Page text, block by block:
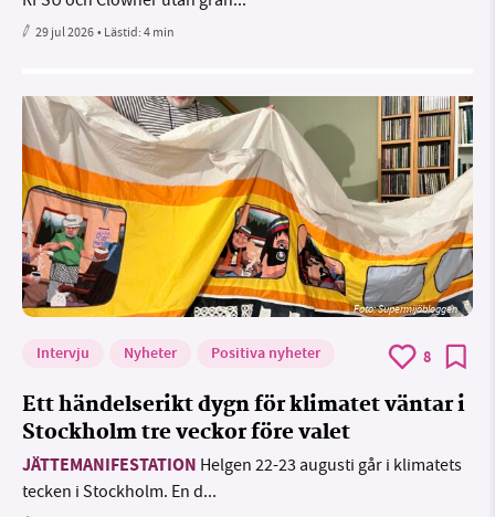
29 jul 2026• Lästid:4 min
Foto: Supermijöbloggen
Intervju Nyheter Positiva nyheter 8
Ett händelserikt dygn för klimatet väntar i
Stockholm tre veckor före valet
JÄTTEMANIFESTATION Helgen 22-23 augusti går i klimatets
tecken i Stockholm. En d...